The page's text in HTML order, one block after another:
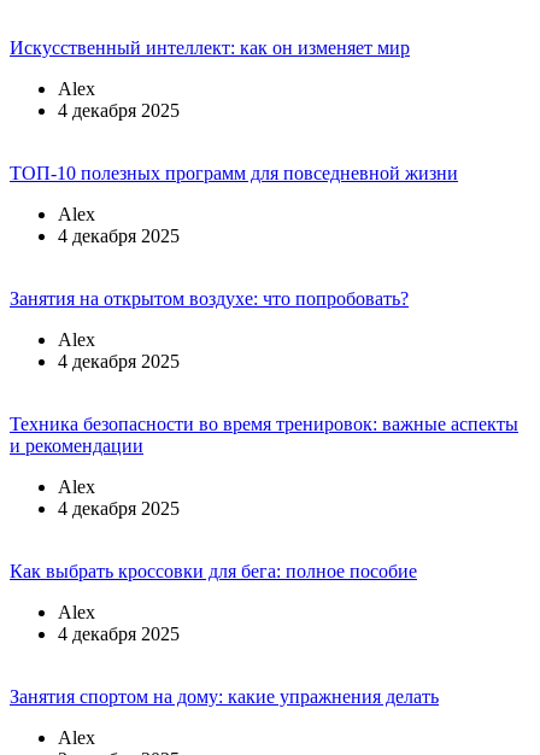
Искусственный интеллект: как он изменяет мир
Alex
4 декабря 2025
ТОП-10 полезных программ для повседневной жизни
Alex
4 декабря 2025
Занятия на открытом воздухе: что попробовать?
Alex
4 декабря 2025
Техника безопасности во время тренировок: важные аспекты
и рекомендации
Alex
4 декабря 2025
Как выбрать кроссовки для бега: полное пособие
Alex
4 декабря 2025
Занятия спортом на дому: какие упражнения делать
Alex